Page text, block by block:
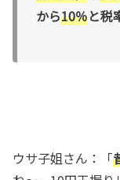
から10％と税
ウサ子姐さん：「